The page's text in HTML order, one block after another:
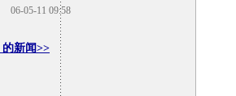
06-05-11 09:58
的新闻>>